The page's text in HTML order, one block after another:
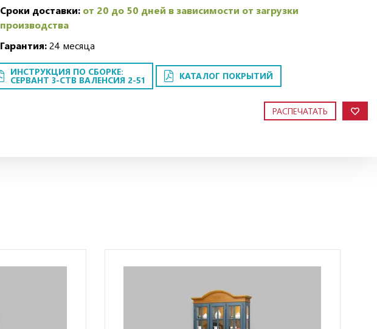
Сроки доставки: от 20 до 50 дней в зависимости от загрузки
производства
Гарантия:24 месяца
ИНСТРУКЦИЯ ПО СБОРКЕ:
СЕРВАНТ 3-СТВ ВАЛЕНСИЯ 2-51 КАТАЛОГ ПОКРЫТИЙ
РАСПЕЧАТАТЬ